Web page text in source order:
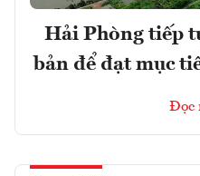
Hải Phòng tiếp
bản để đạt mục
Đọc